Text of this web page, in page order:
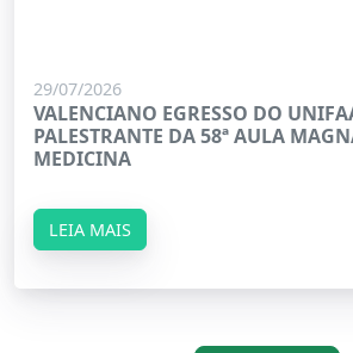
29/07/2026
VALENCIANO EGRESSO DO
PALESTRANTE DA 58ª AULA
MEDICINA
LEIA MAIS